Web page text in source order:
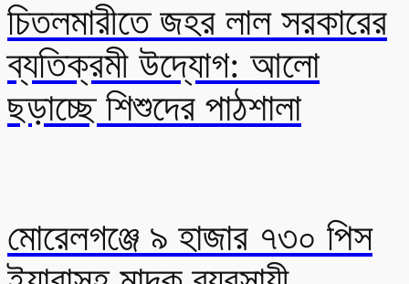
চিতলমারীতে জহর লাল সরকারের
ব্যতিক্রমী উদ্যোগ: আলো
ছড়াচ্ছে শিশুদের পাঠশালা
মোরেলগঞ্জে ৯ হাজার ৭৩০ পিস